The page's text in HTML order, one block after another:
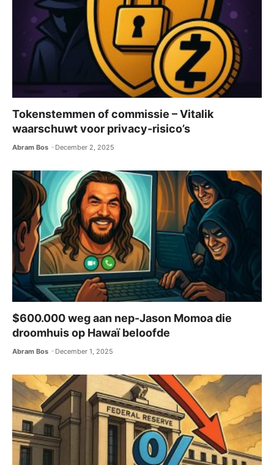
Tokenstemmen of commissie – Vitalik
waarschuwt voor privacy-risico’s
Abram Bos December 2, 2025
$600.000 weg aan nep-Jason Momoa die
droomhuis op Hawaï beloofde
Abram Bos December 1, 2025